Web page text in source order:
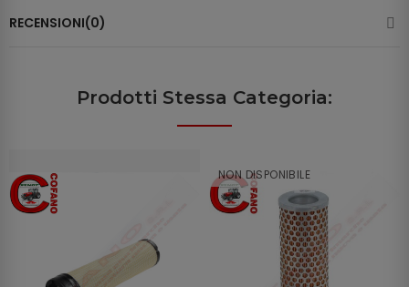
RECENSIONI(0)
Prodotti Stessa Categoria:
NON DISPONIBILE